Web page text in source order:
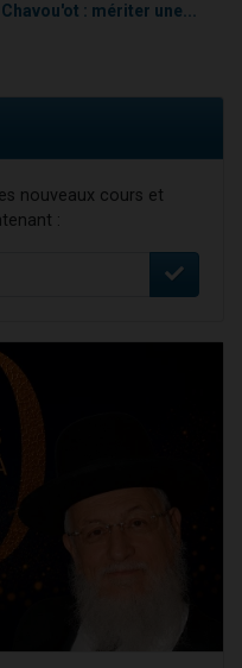
: mériter une...
nouveaux cours et
: